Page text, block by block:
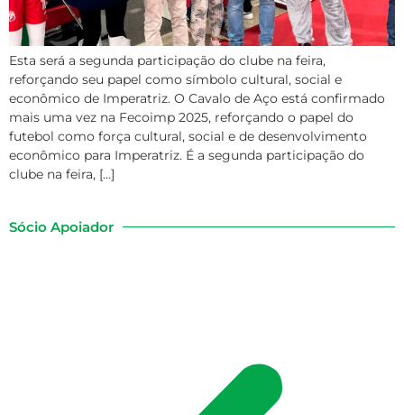
Esta será a segunda participação do clube na feira,
reforçando seu papel como símbolo cultural, social e
econômico de Imperatriz. O Cavalo de Aço está confirmado
mais uma vez na Fecoimp 2025, reforçando o papel do
futebol como força cultural, social e de desenvolvimento
econômico para Imperatriz. É a segunda participação do
clube na feira, […]
Sócio Apoiador